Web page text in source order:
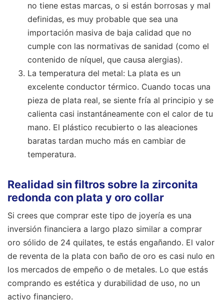
no tiene estas marcas, o si están borrosas y mal
definidas, es muy probable que sea una
importación masiva de baja calidad que no
cumple con las normativas de sanidad (como el
contenido de níquel, que causa alergias).
La temperatura del metal: La plata es un
excelente conductor térmico. Cuando tocas una
pieza de plata real, se siente fría al principio y se
calienta casi instantáneamente con el calor de tu
mano. El plástico recubierto o las aleaciones
baratas tardan mucho más en cambiar de
temperatura.
Realidad sin filtros sobre la zirconita
redonda con plata y oro collar
Si crees que comprar este tipo de joyería es una
inversión financiera a largo plazo similar a comprar
oro sólido de 24 quilates, te estás engañando. El valor
de reventa de la plata con baño de oro es casi nulo en
los mercados de empeño o de metales. Lo que estás
comprando es estética y durabilidad de uso, no un
activo financiero.